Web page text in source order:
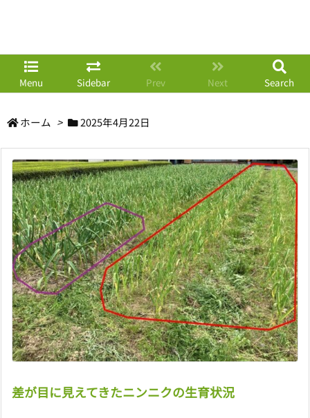
Menu Sidebar Prev Next Search
ホーム > 2025年4月22日
差が目に見えてきたニンニクの生育状況